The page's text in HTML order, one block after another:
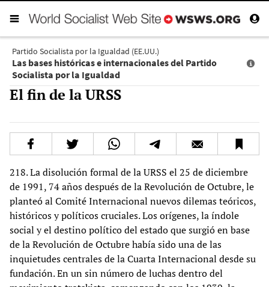
Partido Socialista por la Igualdad (EE.UU.)
Las bases históricas e internacionales del Partido
Socialista por la Igualdad
El fin de la URSS
218. La disolución formal de la URSS el 25 de diciembre
de 1991, 74 años después de la Revolución de Octubre, le
planteó al Comité Internacional nuevos dilemas teóricos,
históricos y políticos cruciales. Los orígenes, la índole
social y el destino político del estado que surgió en base
de la Revolución de Octubre había sido una de las
inquietudes centrales de la Cuarta Internacional desde su
fundación. En un sin número de luchas dentro del